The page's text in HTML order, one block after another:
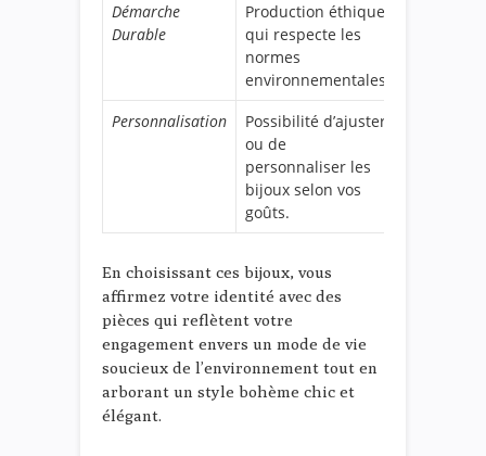
Démarche
Durable
Production éthique
qui respecte les
normes
environnementales.
Personnalisation
Possibilité d’ajuster
ou de
personnaliser les
bijoux selon vos
goûts.
En choisissant ces bijoux, vous
affirmez votre identité avec des
pièces qui reflètent votre
engagement envers un mode de vie
soucieux de l’environnement tout en
arborant un style bohème chic et
élégant.